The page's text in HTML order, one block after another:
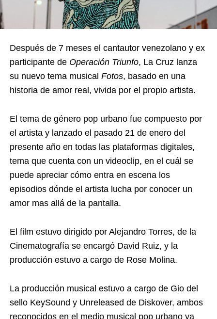
Después de 7 meses el cantautor venezolano y ex
participante de Operación Triunfo, La Cruz lanza
su nuevo tema musical Fotos, basado en una
historia de amor real, vivida por el propio artista.
El tema de género pop urbano fue compuesto por
el artista y lanzado el pasado 21 de enero del
presente año en todas las plataformas digitales,
tema que cuenta con un videoclip, en el cuál se
puede apreciar cómo entra en escena los
episodios dónde el artista lucha por conocer un
amor mas allá de la pantalla.
El film estuvo dirigido por Alejandro Torres, de la
Cinematografía se encargó David Ruiz, y la
producción estuvo a cargo de Rose Molina.
La producción musical estuvo a cargo de Gio del
sello KeySound y Unreleased de Diskover, ambos
reconocidos en el medio musical pop urbano ya